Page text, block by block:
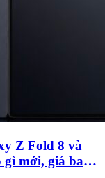
Z Fold 8 và
mới, giá bao